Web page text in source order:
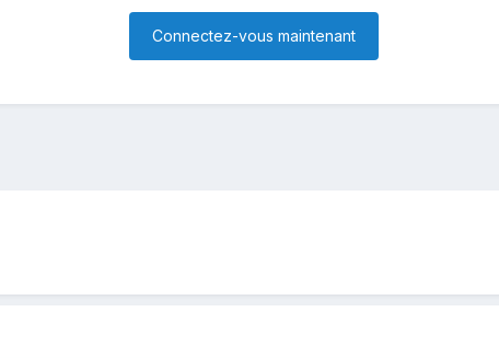
Connectez-vous maintenant